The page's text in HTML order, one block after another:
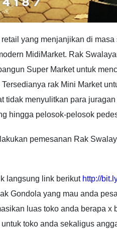
yang menjanjikan di
MidiMarket. Rak
Super Market untuk
rak Mini Market
tidak menyulitkan para
hingga pelosok-pelosok
pemesanan Rak
langsung link berikut http://
Gondola yang mau anda
luas toko anda berapa x
toko anda sekaligus